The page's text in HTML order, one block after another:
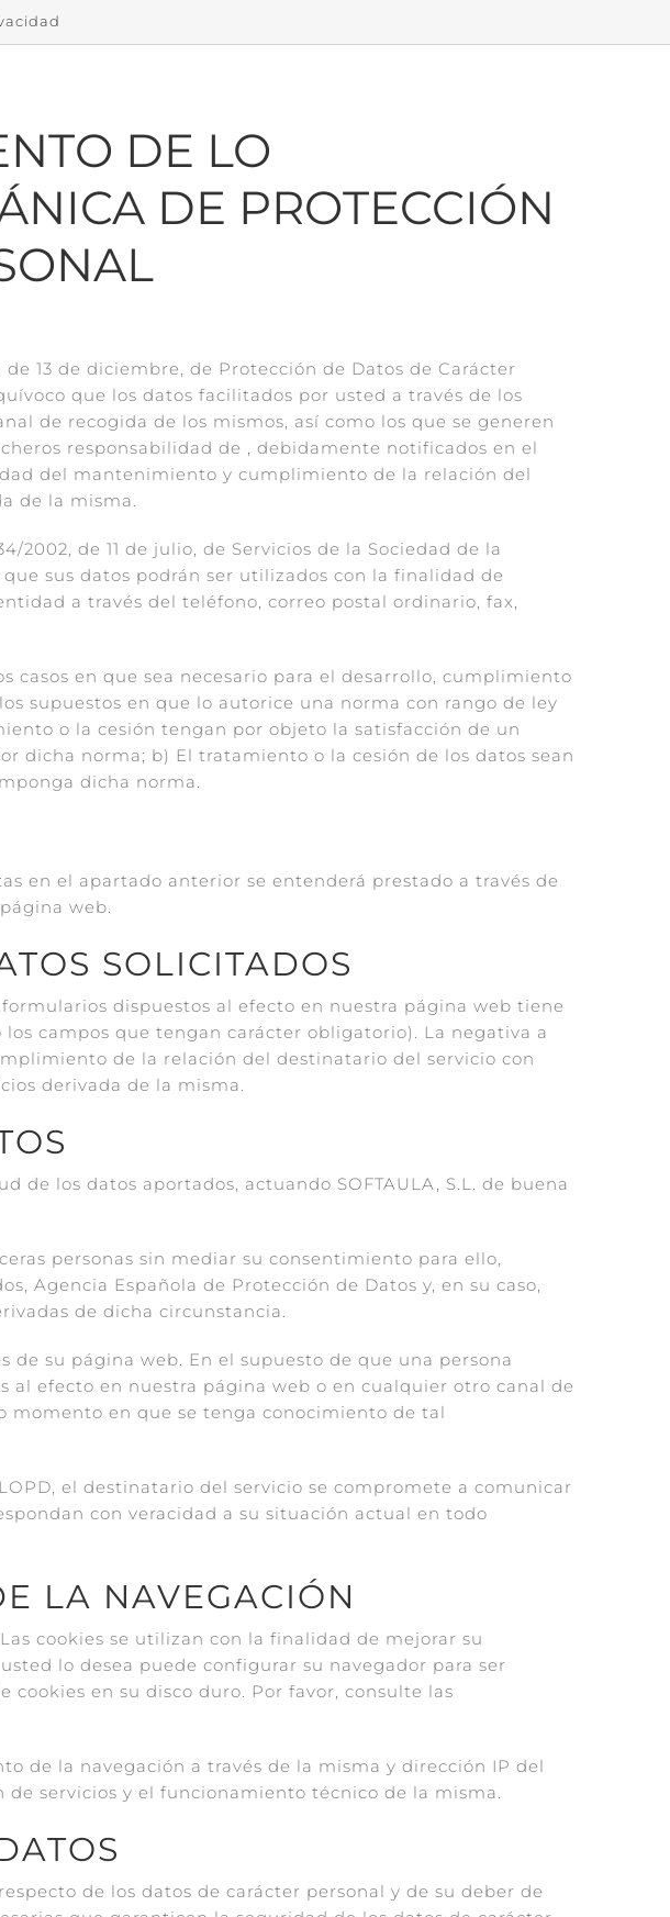
DE LO
DE PROTECCIÓN
13 de diciembre, de Protección de Datos de Carácter
que los datos facilitados por usted a través de los
de recogida de los mismos, así como los que se generen
responsabilidad de , debidamente notificados en el
del mantenimiento y cumplimiento de la relación del
de la misma.
de 11 de julio, de Servicios de la Sociedad de la
sus datos podrán ser utilizados con la finalidad de
a través del teléfono, correo postal ordinario, fax,
casos en que sea necesario para el desarrollo, cumplimiento
supuestos en que lo autorice una norma con rango de ley
o la cesión tengan por objeto la satisfacción de un
dicha norma; b) El tratamiento o la cesión de los datos sean
dicha norma.
en el apartado anterior se entenderá prestado a través de
web.
SOLICITADOS
dispuestos al efecto en nuestra página web tiene
campos que tengan carácter obligatorio). La negativa a
de la relación del destinatario del servicio con
derivada de la misma.
los datos aportados, actuando SOFTAULA, S.L. de buena
personas sin mediar su consentimiento para ello,
Agencia Española de Protección de Datos y, en su caso,
de dicha circunstancia.
de su página web. En el supuesto de que una persona
al efecto en nuestra página web o en cualquier otro canal de
momento en que se tenga conocimiento de tal
el destinatario del servicio se compromete a comunicar
con veracidad a su situación actual en todo
LA NAVEGACIÓN
cookies se utilizan con la finalidad de mejorar su
lo desea puede configurar su navegador para ser
en su disco duro. Por favor, consulte las
de la navegación a través de la misma y dirección IP del
servicios y el funcionamiento técnico de la misma.
de los datos de carácter personal y de su deber de